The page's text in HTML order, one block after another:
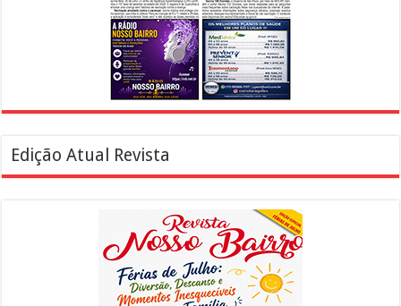
Edição Atual Revista